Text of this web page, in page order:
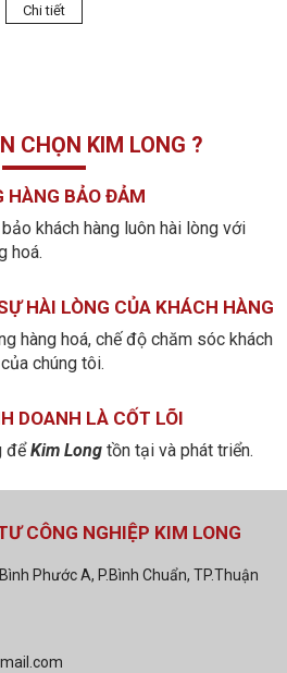
Chi tiết
CHỌN KIM LONG ?
HÀNG BẢO ĐẢM
khách hàng luôn hài lòng với
hoá.
HÀI LÒNG CỦA KHÁCH HÀNG
hàng hoá, chế độ chăm sóc khách
chúng tôi.
DOANH LÀ CỐT LÕI
đểKim Long tồn tại và phát triển.
CÔNG NGHIỆP KIM LONG
Phước A, P.Bình Chuẩn, TP.Thuận